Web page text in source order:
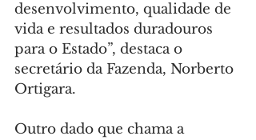
desenvolvimento, qualidade de
vida e resultados duradouros
para o Estado”, destaca o
secretário da Fazenda, Norberto
Ortigara.
Outro dado que chama a